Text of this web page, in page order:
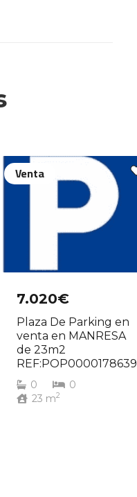
7.020€
Plaza De Parking en
venta en MANRESA
de 23m2
REF:POP0000178639
0
0
23 m2
Venta